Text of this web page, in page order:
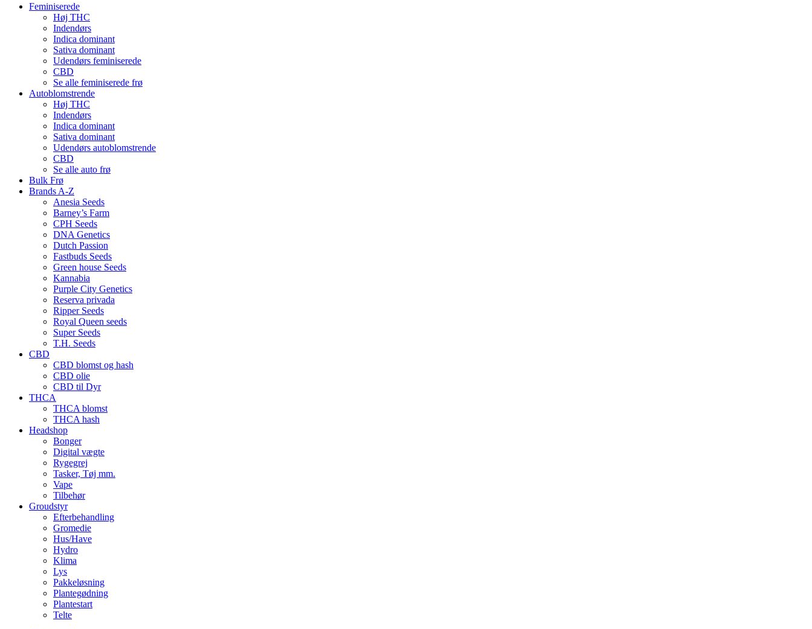
Feminiserede
Høj THC
Indendørs
Indica dominant
Sativa dominant
Udendørs feminiserede
CBD
Se alle feminiserede frø
Autoblomstrende
Høj THC
Indendørs
Indica dominant
Sativa dominant
Udendørs autoblomstrende
CBD
Se alle auto frø
Bulk Frø
Brands A-Z
Anesia Seeds
Barney’s Farm
CPH Seeds
DNA Genetics
Dutch Passion
Fastbuds Seeds
Green house Seeds
Kannabia
Purple City Genetics
Reserva privada
Ripper Seeds
Royal Queen seeds
Super Seeds
T.H. Seeds
CBD
CBD blomst og hash
CBD olie
CBD til Dyr
THCA
THCA blomst
THCA hash
Headshop
Bonger
Digital vægte
Rygegrej
Tasker, Tøj mm.
Vape
Tilbehør
Groudstyr
Efterbehandling
Gromedie
Hus/Have
Hydro
Klima
Lys
Pakkeløsning
Plantegødning
Plantestart
Telte